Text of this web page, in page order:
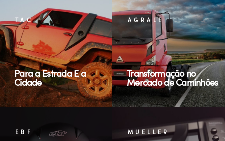
TAC
Para a Estrada E a
Cidade
AGRALE
Transformação no
Mercado de Caminhões
EBF MUELLER